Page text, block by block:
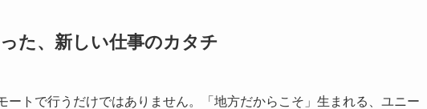
た、新しい仕事のカタチ
ートで行うだけではありません。「地方だからこそ」生まれる、ユニー